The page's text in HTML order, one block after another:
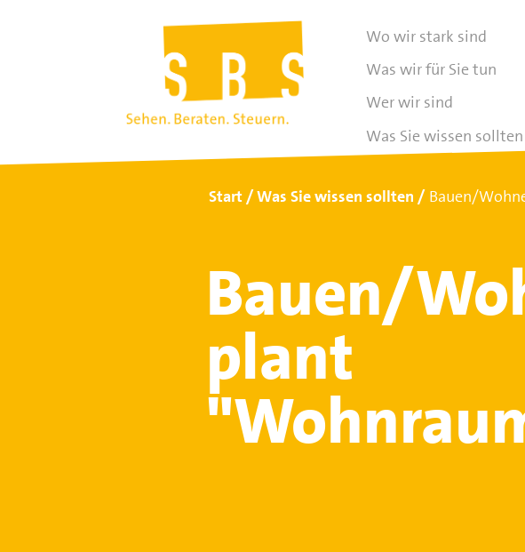
Wo wir stark sind
Was wir für Sie tun
Wer wir sind
Was Sie wissen sollten
Start Was Sie wissen sollten Bauen/
Bauen/
plant